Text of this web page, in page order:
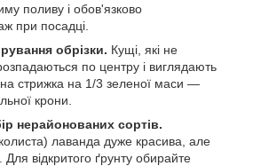
поливу і обов'язково
при посадці.
обрізки. Кущі, які не
по центру і виглядають
стрижка на 1/3 зеленої маси —
крони.
нерайонованих сортів.
лаванда дуже красива, але
Для відкритого ґрунту обирайте